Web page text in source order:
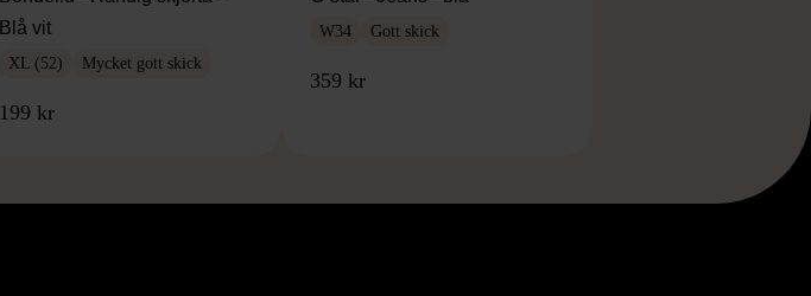
Blå vit
XL (52) Mycket gott skick
199 kr
W34 Gott skick
359 kr